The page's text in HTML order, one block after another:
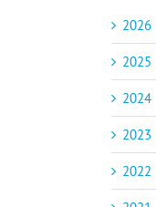
2026
2025
2024
2023
2022